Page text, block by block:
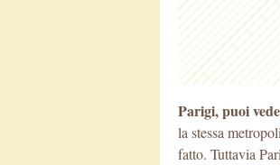
Parigi, puoi
la stessa
fatto. Tuttavia